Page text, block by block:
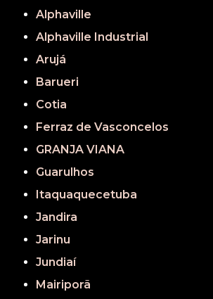
Alphaville
Alphaville Industrial
Arujá
Barueri
Cotia
Ferraz de Vasconcelos
GRANJA VIANA
Guarulhos
Itaquaquecetuba
Jandira
Jarinu
Jundiaí
Mairiporã